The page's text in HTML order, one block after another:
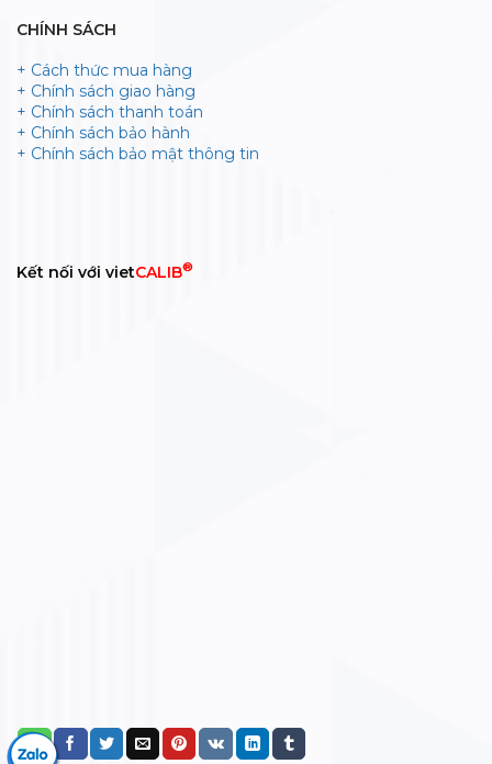
CHÍNH SÁCH
+ Cách thức mua hàng
+ Chính sách giao hàng
+ Chính sách thanh toán
+ Chính sách bảo hành
+ Chính sách bảo mật thông tin
Kết nối với vietCALIB®